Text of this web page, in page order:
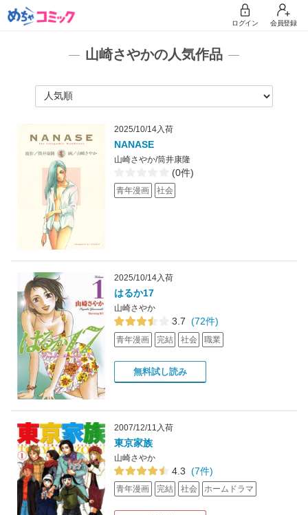
ログイン 会員登録
山崎さやかの人気作品
2025/10/14入荷
NANASE
山崎さやか/筒井康隆
(0件)
青年漫画 社会
2025/10/14入荷
はるか17
山崎さやか
3.7 (72件)
青年漫画 完結 社会 職業
無料試し読み
2007/12/11入荷
東京家族
山崎さやか
4.3 (7件)
青年漫画 完結 社会 ホームドラマ